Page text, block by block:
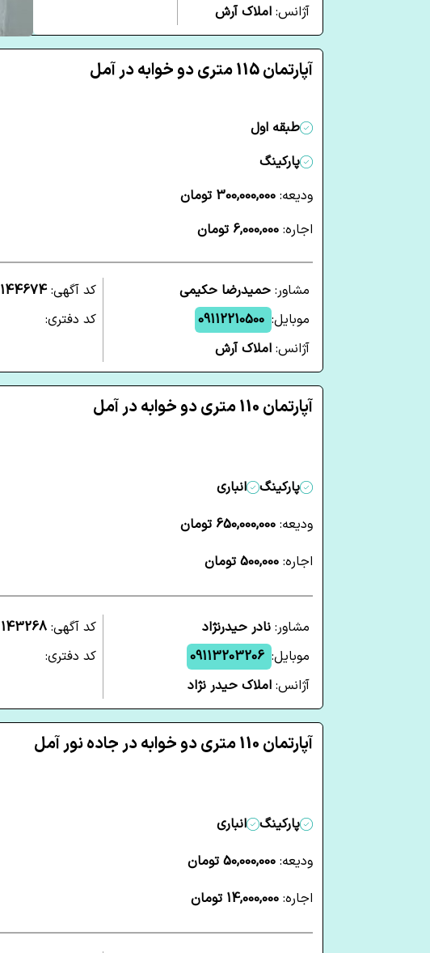
آژانس: املاک آرش
آپارتمان 115 متری دو خوابه در آمل
طبقه اول
پارکینگ
ودیعه: 300,000,000 تومان
اجاره: 6,000,000 تومان
مشاور: حمیدرضا حکیمی
موبایل: 09112210500
آژانس: املاک آرش
کد آگهی: 144674
کد دفتری:
آپارتمان 110 متری دو خوابه در آمل
پارکینگ
انباری
ودیعه: 650,000,000 تومان
اجاره: 500,000 تومان
مشاور: نادر حیدرنژاد
موبایل: 09113203206
آژانس: املاک حیدر نژاد
کد آگهی: 143268
کد دفتری:
آپارتمان 110 متری دو خوابه در جاده نور آمل
پارکینگ
انباری
ودیعه: 50,000,000 تومان
اجاره: 14,000,000 تومان